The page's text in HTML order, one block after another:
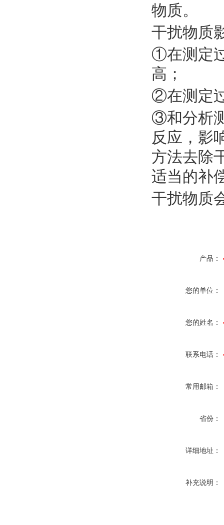
物质。
干扰物质
①在测定
高；
②在测定
③和分析
反应，影
方法去除
适当的补
干扰物质
产品：
您的单位：
您的姓名：
联系电话：
常用邮箱：
省份：
详细地址：
补充说明：